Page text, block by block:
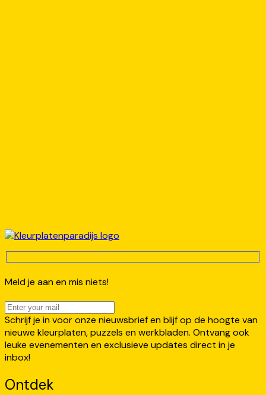
Meld je aan en mis niets!
Schrijf je in voor onze nieuwsbrief en blijf op de hoogte van
nieuwe kleurplaten, puzzels en werkbladen. Ontvang ook
leuke evenementen en exclusieve updates direct in je
inbox!
Ontdek